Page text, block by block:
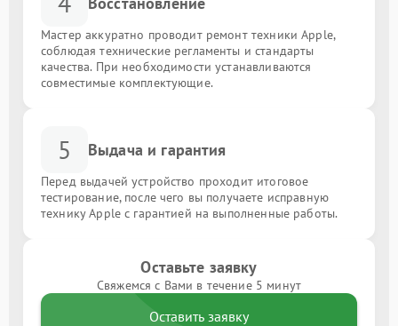
Мастер аккуратно проводит ремонт техники Apple,
соблюдая технические регламенты и стандарты
качества. При необходимости устанавливаются
совместимые комплектующие.
5 Выдача и гарантия
Перед выдачей устройство проходит итоговое
тестирование, после чего вы получаете исправную
технику Apple с гарантией на выполненные работы.
Оставьте заявку
Свяжемся с Вами в течение 5 минут
Оставить заявку